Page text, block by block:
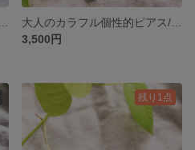
3,500円
残り1点